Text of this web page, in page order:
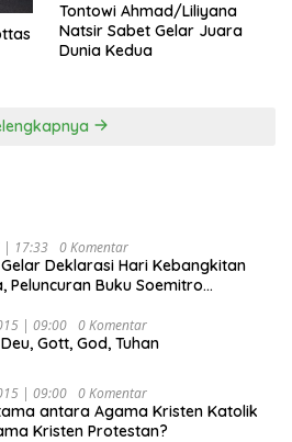
Tontowi Ahmad/Liliyana
Natsir Sabet Gelar Juara
Dunia Kedua
| 17:33 0 Komentar
Deklarasi Hari Kebangkitan
Peluncuran Buku Soemitro
& Simposium Nasional
Perekonomian Nasional dan
| 09:00 0 Komentar
Gott, God, Tuhan
| 09:00 0 Komentar
antara Agama Kristen Katolik
Kristen Protestan?